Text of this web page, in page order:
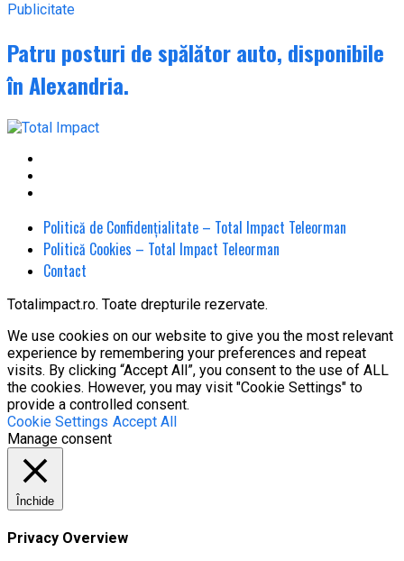
Publicitate
Patru posturi de spălător auto, disponibile
în Alexandria.
Politică de Confidențialitate – Total Impact Teleorman
Politică Cookies – Total Impact Teleorman
Contact
Totalimpact.ro. Toate drepturile rezervate.
We use cookies on our website to give you the most relevant
experience by remembering your preferences and repeat
visits. By clicking “Accept All”, you consent to the use of ALL
the cookies. However, you may visit "Cookie Settings" to
provide a controlled consent.
Cookie Settings Accept All
Manage consent
Închide
Privacy Overview